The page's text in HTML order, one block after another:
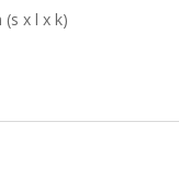
(s x l x k)